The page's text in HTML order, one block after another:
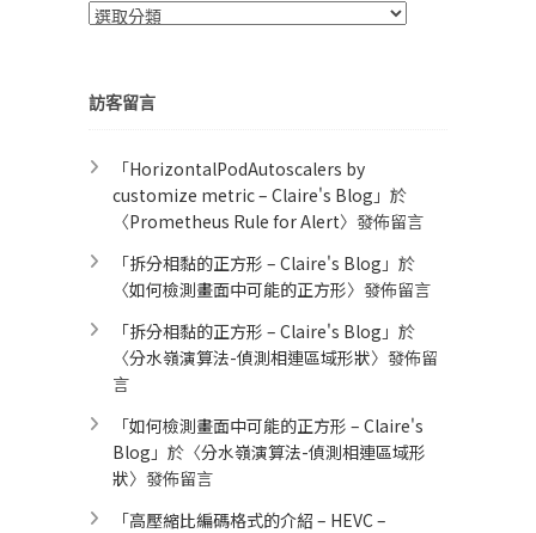
分
訪客留言
「HorizontalPodAutoscalers by
customize metric – Claire's Blog 」於
〈Prometheus Rule for Alert​〉發佈留言
「拆分相黏的正方形 – Claire's Blog 」於
〈如何檢測畫面中可能的正方形〉發佈留言
「拆分相黏的正方形 – Claire's Blog 」於
〈分水嶺演算法-偵測相連區域形狀〉發佈留
言
「如何檢測畫面中可能的正方形 – Claire's
Blog 」於〈分水嶺演算法-偵測相連區域形
狀〉發佈留言
「高壓縮比編碼格式的介紹 – HEVC –